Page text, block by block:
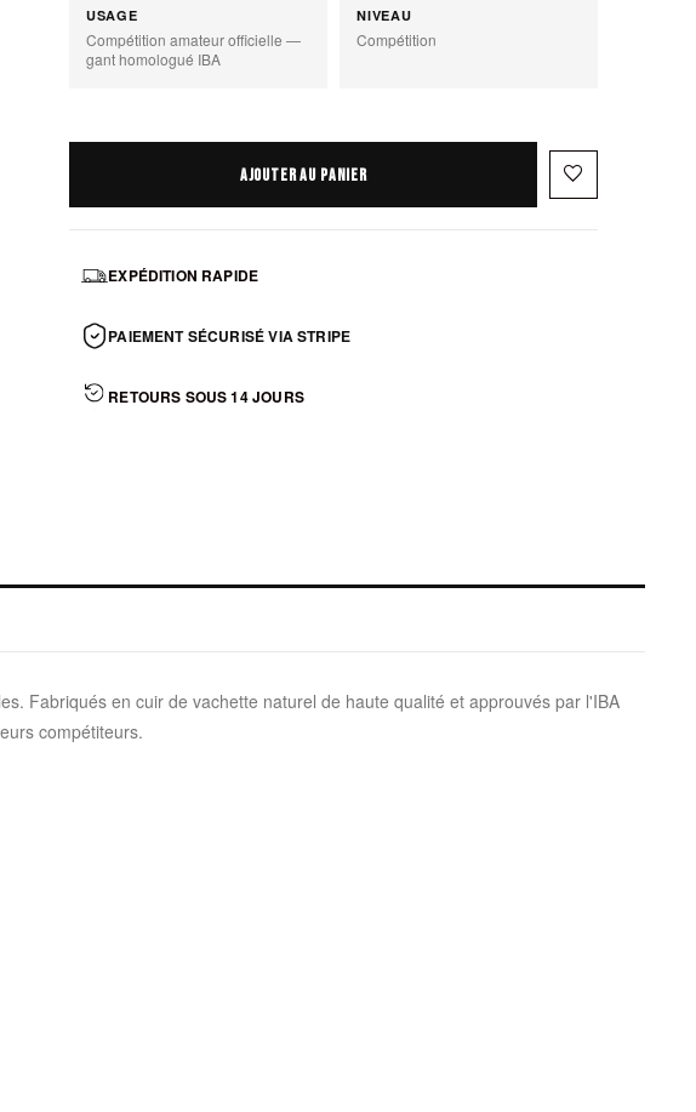
USAGE
Compétition amateur officielle —
gant homologué IBA
NIVEAU
Compétition
AJOUTER AU PANIER favorite_border
EXPÉDITION RAPIDE
PAIEMENT SÉCURISÉ VIA STRIPE
RETOURS SOUS 14 JOURS
Fabriqués en cuir de vachette naturel de haute qualité et approuvés par l'IBA
compétiteurs.